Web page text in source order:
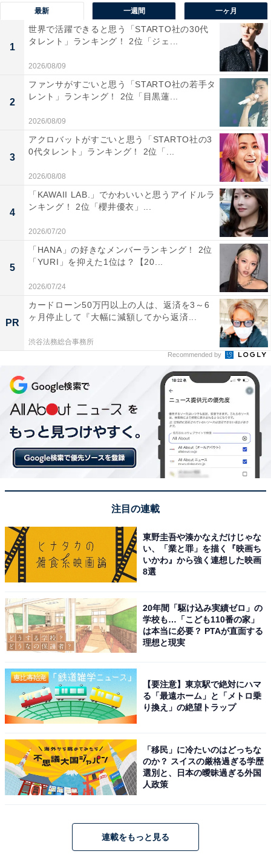
アンケートのコメント欄には、「歴史を感じられる街並
みに癒されるので（50代女性／長野県）」「文化の良さ
を学びながら日常生活を過ごしたいから（40代男性／新
潟県）」といった意見がみられました。
※回答者コメントは原文ママです
この記事の筆者：三山 てらこ
横浜生まれ横浜育ち。グルメと深夜ラジオを愛するライ
ター。FP2級。銃弾を防ぐ少年団と、ポケットに入るモ
ンスターも大好き。最近の悩みはアイスの買い置きが一
瞬でなくなってしまうこと。X（旧Twitter）：てらこ@
ライター（@TeraWEB1）
次ページ
3位までの全ランキング結果を見
「老後に住みたい」と思う大阪府の地方自治体
ランキング！ 2位「堺市」、1位は？
最新 一週間 一ヶ月
1
世界で活躍できると思う「STARTO社の30代
タレント」ランキング！ 2位「ジェ...
2026/08/09
2
ファンサがすごいと思う「STARTO社の若手タ
レント」ランキング！ 2位「目黒蓮...
2026/08/09
3
アクロバットがすごいと思う「STARTO社の3
0代タレント」ランキング！ 2位「...
2026/08/08
4
「KAWAII LAB.」でかわいいと思うアイドルラ
ンキング！ 2位「櫻井優衣」...
2026/07/20
5
「HANA」の好きなメンバーランキング！ 2位
「YURI」を抑えた1位は？【20...
2026/07/24
PR
カードローン50万円以上の人は、返済を3～6
ヶ月停止して『大幅に減額してから返済...
渋谷法務総合事務所
Recommended by
注目の連載
東野圭吾や湊かなえだけじゃな
い、「業と罪」を描く『映画ち
いかわ』から強く連想した映画
8選
20年間「駆け込み実績ゼロ」の
学校も…「こども110番の家」
は本当に必要？ PTAが直面する
理想と現実
【要注意】東京駅で絶対にハマ
る「最遠ホーム」と「メトロ乗
り換え」の絶望トラップ
「移民」に冷たいのはどっちな
のか？ スイスの厳格過ぎる学歴
選別と、日本の曖昧過ぎる外国
人政策
連載をもっと見る